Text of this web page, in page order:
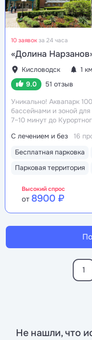
10 заявокза 24 часа
«Долина
Кисловодск
1
9.0
51 отзыв
Уникально! Аквапарк
бассейнами и зоной для
7–10 минут до
с минеральной водой
и «Славяновская»
до бюветов с
Лечебные ванны с
Бесплатная парковка
Парковая территория
С лечением и без 16
Высокий спрос
от 8900 ₽
1
Не нашли, что